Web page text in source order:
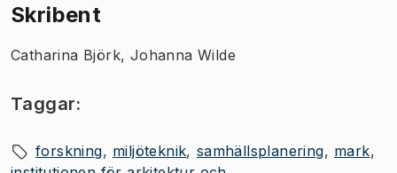
Skribent
Catharina Björk, Johanna Wilde
Taggar:
forskning miljöteknik samhällsplanering
mark